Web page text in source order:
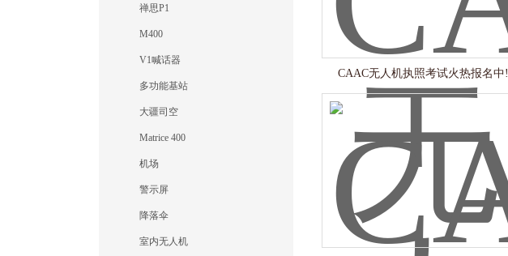
禅思P1
M400
V1喊话器
多功能基站
大疆司空
Matrice 400
机场
警示屏
降落伞
室内无人机
CAAC无人机执照考试火热报名中!